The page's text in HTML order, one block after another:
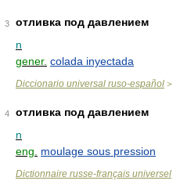
3
отливка под давлением
n
gener. colada inyectada
Diccionario universal ruso-español >
4
отливка под давлением
n
eng.
moulage sous pression
Dictionnaire russe-français universel